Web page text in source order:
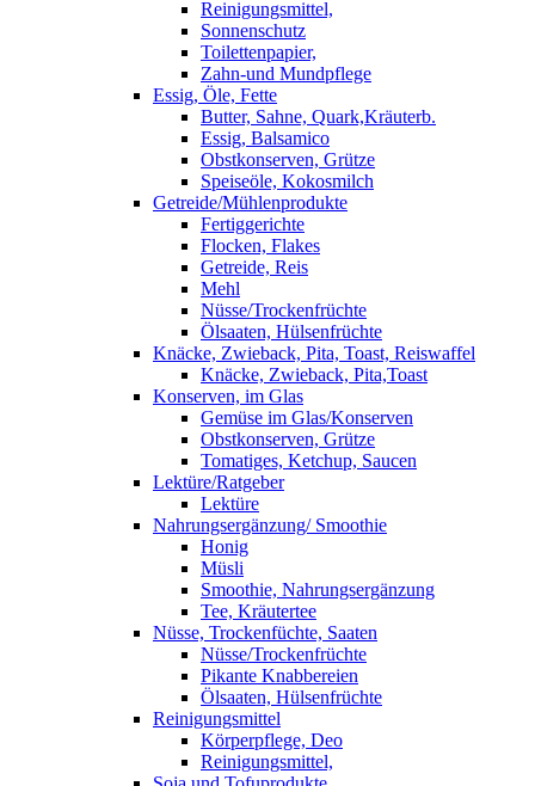
Reinigungsmittel,
Sonnenschutz
Toilettenpapier,
Zahn-und Mundpflege
Essig, Öle, Fette
Butter, Sahne, Quark,Kräuterb.
Essig, Balsamico
Obstkonserven, Grütze
Speiseöle, Kokosmilch
Getreide/Mühlenprodukte
Fertiggerichte
Flocken, Flakes
Getreide, Reis
Mehl
Nüsse/Trockenfrüchte
Ölsaaten, Hülsenfrüchte
Knäcke, Zwieback, Pita, Toast, Reiswaffel
Knäcke, Zwieback, Pita,Toast
Konserven, im Glas
Gemüse im Glas/Konserven
Obstkonserven, Grütze
Tomatiges, Ketchup, Saucen
Lektüre/Ratgeber
Lektüre
Nahrungsergänzung/ Smoothie
Honig
Müsli
Smoothie, Nahrungsergänzung
Tee, Kräutertee
Nüsse, Trockenfüchte, Saaten
Nüsse/Trockenfrüchte
Pikante Knabbereien
Ölsaaten, Hülsenfrüchte
Reinigungsmittel
Körperpflege, Deo
Reinigungsmittel,